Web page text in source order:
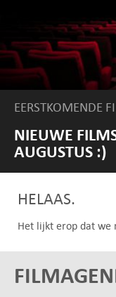
EERSTKOMENDE
NIEUWE
AUGUSTUS :)
HELAAS.
Het lijkt erop dat we